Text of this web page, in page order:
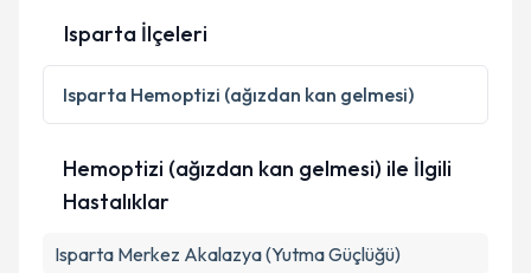
Isparta İlçeleri
Isparta Hemoptizi (ağızdan kan gelmesi)
Hemoptizi (ağızdan kan gelmesi) ile İlgili
Hastalıklar
Isparta Merkez Akalazya (Yutma Güçlüğü)